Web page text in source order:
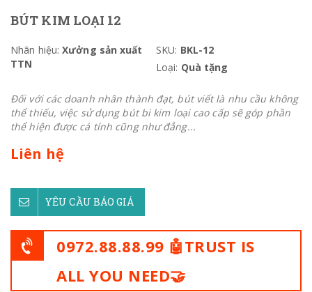
BÚT KIM LOẠI 12
Nhãn hiệu: Xưởng sản xuất
TTN
SKU: BKL-12
Loại: Quà tặng
Đối với các doanh nhân thành đạt, bút viết là nhu cầu không
thể thiếu, việc sử dụng bút bi kim loại cao cấp sẽ góp phần
thể hiện được cá tính cũng như đẳng...
Liên hệ
YÊU CẦU BÁO GIÁ
0972.88.88.99 🤖TRUST IS
ALL YOU NEED🤝